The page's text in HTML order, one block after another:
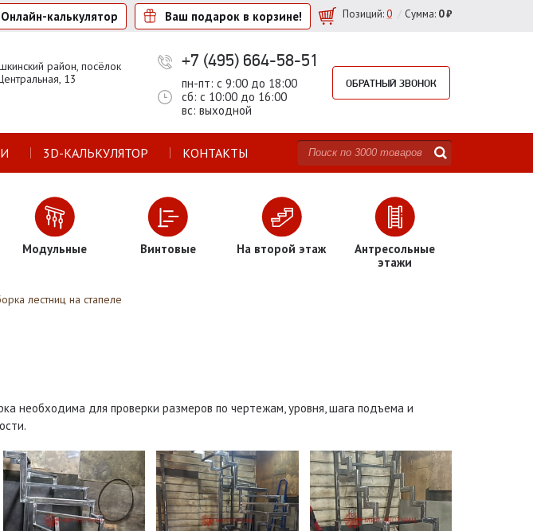
Онлайн-калькулятор Ваш подарок в корзине! Позиций:0 / Сумма: 0 ₽
район, посёлок
13
+7 (495) 664-58-51
пн-пт: с 9:00 до 18:00
сб: с 10:00 до 16:00
вс: выходной
ОБРАТНЫЙ ЗВОНОК
3D-КАЛЬКУЛЯТОР КОНТАКТЫ
Модульные Винтовые На второй этаж
Антресольные
этажи
лестниц на стапеле
необходима для проверки размеров по чертежам, уровня, шага подъема и